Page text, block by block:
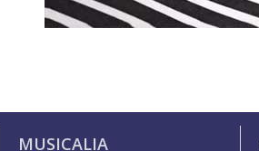
MUSICALIA